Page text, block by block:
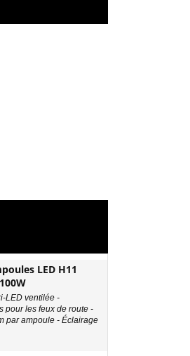
LED H11
LED ventilée -
pour les feux de route -
par ampoule - Éclairage